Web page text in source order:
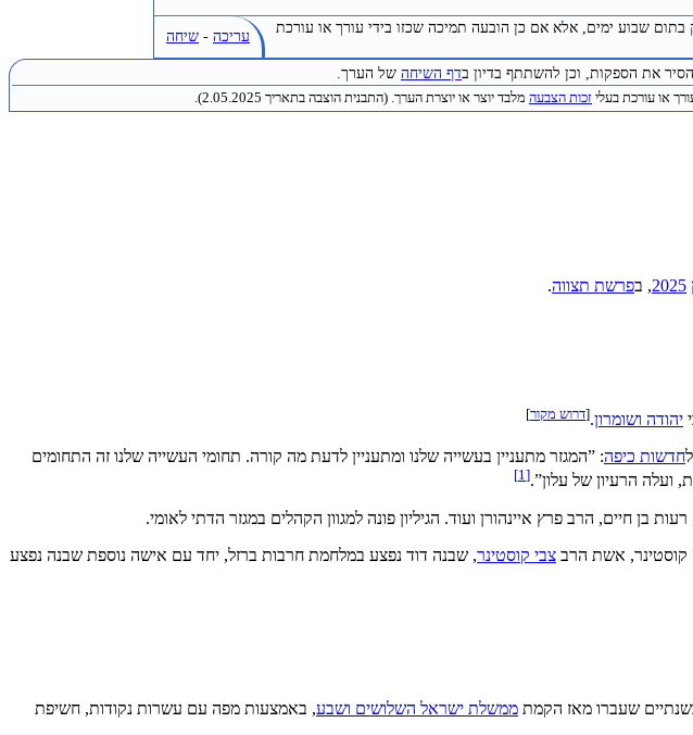
בתום שבוע ימים, אלא אם כן הובעה תמיכה שכזו בידי עורך או עורכת
עריכה - שיחה
את הספקות, וכן להשתתף בדיון בדף השיחה של הערך.
או עורכת בעלי זכות הצבעה מלבד יוצר או יוצרת הערך. (התבנית הוצבה בתאריך 2.05.2025).
2025, בפרשת תצווה.
יהודה ושומרון.
[דרוש מקור]
חדשות כיפה: ”המגזר מתעניין בעשייה שלנו ומתעניין לדעת מה קורה. תחומי העשייה שלנו זה התחומים
ועלה הרעיון של עלון”.
[
1
]
רעות בן חיים, הרב פרץ איינהורן ועוד. הגיליון פונה למגוון הקהלים במגזר הדתי לאומי.
קוסטינר, אשת הרב צבי קוסטינר, שבנה דוד נפצע במלחמת חרבות ברזל, יחד עם אישה נוספת שבנה נפצע
שעברו מאז הקמת ממשלת ישראל השלושים ושבע, באמצעות מפה עם עשרות נקודות, חשיפת